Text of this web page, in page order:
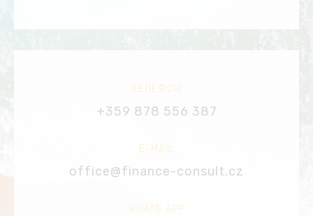
ТЕЛЕФОН
+359 878 556 387
E-MAIL
office@finance-consult.cz
WHATS APP